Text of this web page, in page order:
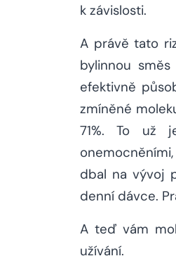
k závislosti.
A právě tato
bylinnou
efektivně
zmíněné
71%. To už
dbal na vývoj
denní dávce.
A teď vám
užívání.